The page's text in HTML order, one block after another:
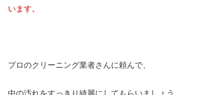
います。
プロのクリーニング業者さんに頼んで、
中の汚れをすっきり綺麗にしてもらいましょう。